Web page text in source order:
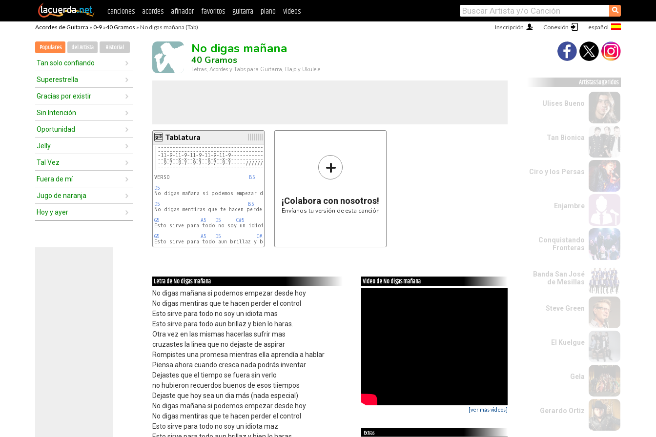
canciones acordes afinador favoritos guitarra piano videos ⚲
Acordes de Guitarra » 0-9 »40 Gramos » No digas mañana (Tab) Conexión
Inscripción
Populares del Artista Historial
Tan solo confiando
Superestrella
Gracias por existir
Sin Intención
Oportunidad
Jelly
Tal Vez
Fuera de mí
Jugo de naranja
Hoy y ayer
No digas mañana
40 Gramos
Letras, Acordes y Tabs para Guitarra, Bajo y Ukulele
Tablatura
|--------------------------------------|
|--------------------------------------|
|-11-9-11-9-11-9-11-9-11-9-------------|
|--x-x--x-x--x-x--x-x--x-x-------------|
|--9-7--9-7--9-7--9-7--9-7-----///////-|
|--------------------------------------|
VERSO B5
D5
D5
B5
No digas mentiras que te hacen perder el control
G5
A5 D5 C#5
Esto sirve para todo no soy un idiota mas
G5
A5 D5 C#5
+
¡Colabora con nosotros!
Envíanos tu versión de esta canción
Letra de No digas mañana
No digas mañana si podemos empezar desde hoy
No digas mentiras que te hacen perder el control
Esto sirve para todo no soy un idiota mas
Esto sirve para todo aun brillaz y bien lo haras.
Otra vez en las mismas hacerlas sufrir mas
cruzastes la linea que no dejaste de aspirar
Rompistes una promesa mientras ella aprendía a hablar
Piensa ahora cuando cresca nada podrás inventar
Dejastes que el tiempo se fuera sin verlo
no hubieron recuerdos buenos de esos tiiempos
Dejaste que hoy sea un dia más (nada especial)
No digas mañana si podemos empezar desde hoy
No digas mentiras que te hacen perder el control
Esto sirve para todo no soy un idiota maz
Video de No digas mañana
[ver más videos]
Extras
Artistas Sugeridos
Ulises Bueno
Tan Bionica
Ciro y los Persas
Enjambre
Conquistando
Fronteras
Banda San José
de Mesillas
Steve Green
El Kuelgue
Gela
Gerardo Ortiz